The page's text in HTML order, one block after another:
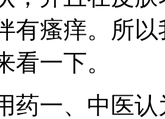
有瘙痒。所
看一下。
药一、中医